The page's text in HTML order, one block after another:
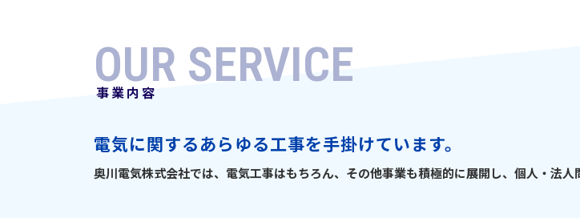
OUR SERVICE
事業内容
電気に関するあらゆる工事を手掛けています。
奥川電気株式会社では、電気工事はもちろん、その他事業も積極的に展開し、個人・法人